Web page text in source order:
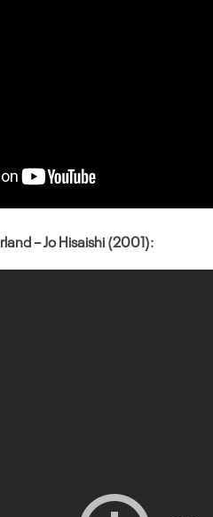
– Jo Hisaishi (2001):